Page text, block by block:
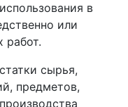
в
или
работ.
сырья,
предметов,